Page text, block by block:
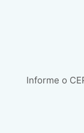
Informe o